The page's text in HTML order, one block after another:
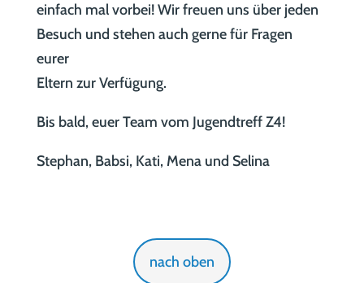
einfach mal vorbei! Wir freuen uns über jeden
Besuch und stehen auch gerne für Fragen
eurer
Eltern zur Verfügung.
Bis bald, euer Team vom Jugendtreff Z4!
Stephan, Babsi, Kati, Mena und Selina
nach oben